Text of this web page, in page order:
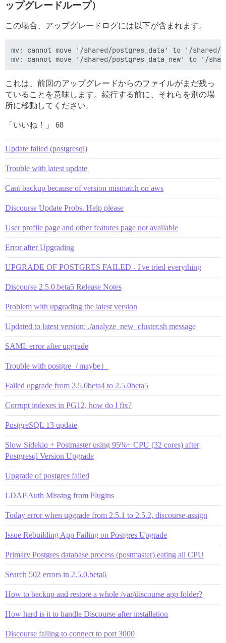
ップグレードループ）
この場合、アップグレードログには以下が含まれます。
mv: cannot move '/shared/postgres_data' to '/shared/
これは、前回のアップグレードからのファイルがまだ残っ
ていることを意味します。続行する前に、それらを別の場
所に移動してください。
「いいね！」 68
Update failed (postgresql)
Trouble with latest update
Cant backup because of version mismatch on aws
Discourse Update Probs. Help please
User profile page and other features page not available
Error after Upgrading
UPGRADE OF POSTGRES FAILED - I've tried everything
Discourse 2.5.0.beta5 Release Notes
Problem with upgrading the latest version
Updated to latest version: ./analyze_new_cluster.sh message
SAML error after upgrade
Trouble with postgre（maybe）
Failed upgrade from 2.5.0beta4 to 2.5.0beta5
Corrupt indexes in PG12, how do I fix?
PostgreSQL 13 update
Slow Sidekiq + Postmaster using 95%+ CPU (32 cores) after
Postgresql Version Upgrade
Upgrade of postgres failed
LDAP Auth Missing from Plugins
Today error when upgrade from 2.5.1 to 2.5.2, discourse-assign
Issue Rebuilding App Failing on Postgres Upgrade
Primary Postgres database process (postmaster) eating all CPU
Search 502 errors in 2.5.0.beta6
How to backup and restore a whole /var/discourse app folder?
How hard is it to handle Discourse after installation
Discourse failing to connect to port 3000